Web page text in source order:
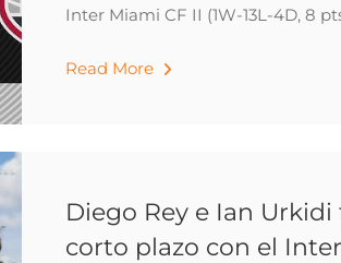
Inter Miami CF II (1W-13L-4D, 8
Read More
Diego Rey e Ian
corto plazo con el